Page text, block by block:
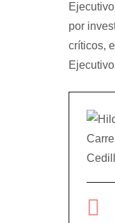
por
críticos,